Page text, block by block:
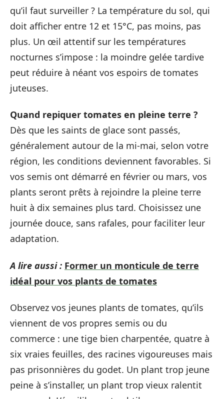
qu’il faut surveiller ? La température du sol, qui
doit afficher entre 12 et 15°C, pas moins, pas
plus. Un œil attentif sur les températures
nocturnes s’impose : la moindre gelée tardive
peut réduire à néant vos espoirs de tomates
juteuses.
Quand repiquer tomates en pleine terre ?
Dès que les saints de glace sont passés,
généralement autour de la mi-mai, selon votre
région, les conditions deviennent favorables. Si
vos semis ont démarré en février ou mars, vos
plants seront prêts à rejoindre la pleine terre
huit à dix semaines plus tard. Choisissez une
journée douce, sans rafales, pour faciliter leur
adaptation.
A lire aussi : Former un monticule de terre
idéal pour vos plants de tomates
Observez vos jeunes plants de tomates, qu’ils
viennent de vos propres semis ou du
commerce : une tige bien charpentée, quatre à
six vraies feuilles, des racines vigoureuses mais
pas prisonnières du godet. Un plant trop jeune
peine à s’installer, un plant trop vieux ralentit